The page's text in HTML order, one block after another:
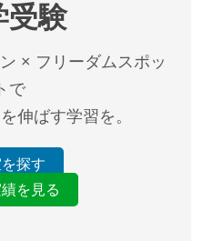
受験
× フリーダムスポッ
トで
伸ばす学習を。
探す
を見る